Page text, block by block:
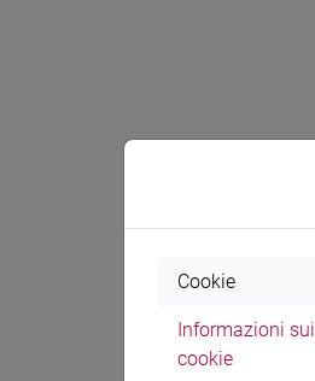
Cookie
Informazioni sui
cookie